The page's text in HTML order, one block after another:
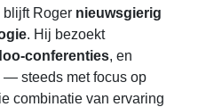
blijft Roger nieuwsgierig
. Hij bezoekt
conferenties, en
— steeds met focus op
combinatie van ervaring